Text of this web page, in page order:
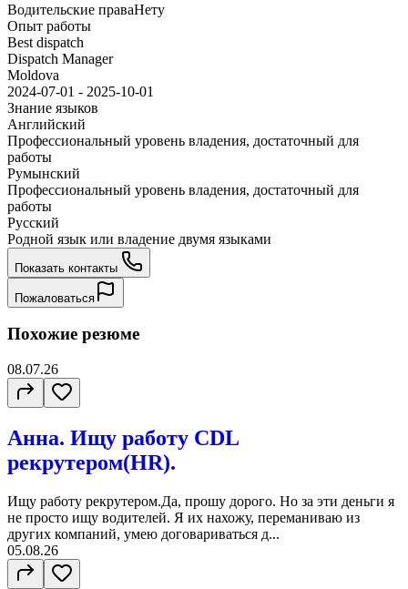
Водительские праваНету
Опыт работы
Best dispatch
Dispatch Manager
Moldova
2024-07-01 - 2025-10-01
Знание языков
Английский
Профессиональный уровень владения, достаточный для
работы
Румынский
Профессиональный уровень владения, достаточный для
работы
Русский
Родной язык или владение двумя языками
Показать контакты
Пожаловаться
Похожие резюме
08.07.26
Анна. Ищу работу CDL
рекрутером(HR).
Ищу работу рекрутером.Да, прошу дорого. Но за эти деньги я
не просто ищу водителей. Я их нахожу, переманиваю из
других компаний, умею договариваться д...
05.08.26